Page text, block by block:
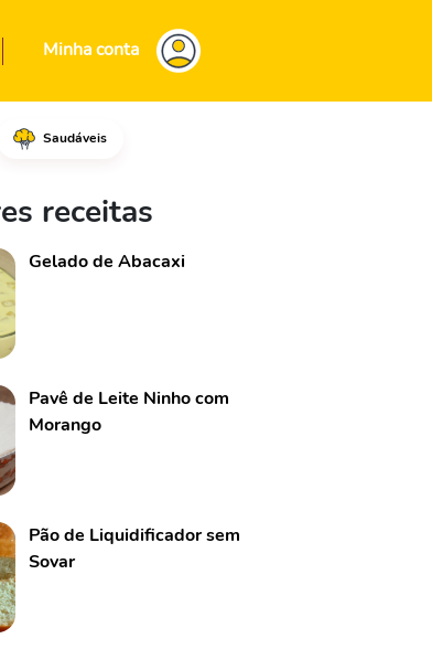
Minha conta
Saudáveis
o alho e a
receitas
Gelado de Abacaxi
Pavê de Leite Ninho com
Morango
Pão de Liquidificador sem
Sovar